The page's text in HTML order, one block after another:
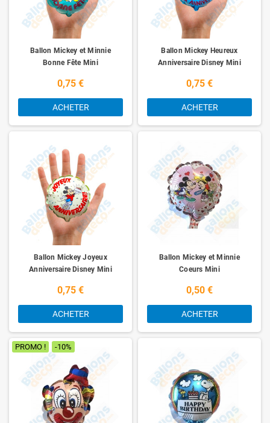
Ballon Mickey et Minnie
Bonne Fête Mini
0,75 €
ACHETER
Ballon Mickey Heureux
Anniversaire Disney Mini
0,75 €
ACHETER
Ballon Mickey Joyeux
Anniversaire Disney Mini
0,75 €
ACHETER
Ballon Mickey et Minnie
Coeurs Mini
0,50 €
ACHETER
PROMO ! -10%